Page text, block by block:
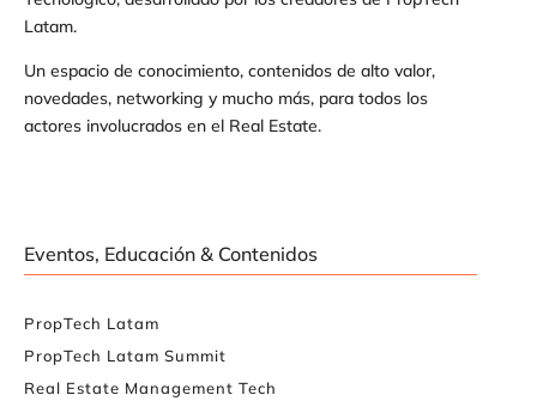
Latam.
Un espacio de conocimiento, contenidos de alto valor,
novedades, networking y mucho más, para todos los
actores involucrados en el Real Estate.
Eventos, Educación & Contenidos
PropTech Latam
PropTech Latam Summit
Real Estate Management Tech